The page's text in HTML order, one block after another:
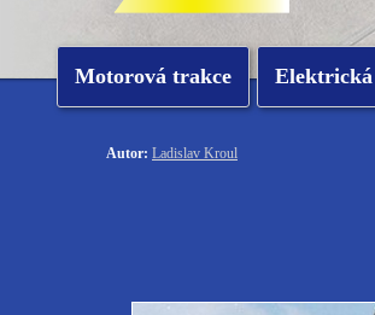
Motorová trakce
Autor: Ladislav Kroul